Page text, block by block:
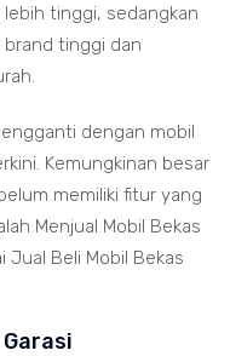
tinggi, sedangkan
brand tinggi dan
dengan mobil
Kemungkinan besar
memiliki fitur yang
Menjual Mobil Bekas
Jual Beli Mobil Bekas